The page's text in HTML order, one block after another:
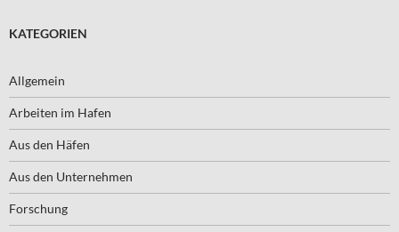
KATEGORIEN
Allgemein
Arbeiten im Hafen
Aus den Häfen
Aus den Unternehmen
Forschung